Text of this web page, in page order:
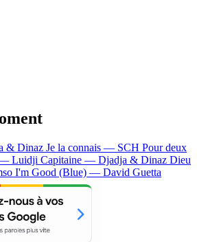
& Dinaz Je la connais — SCH Pour deux
— Luidji Capitaine — Djadja & Dinaz Dieu
I'm Good (Blue) — David Guetta